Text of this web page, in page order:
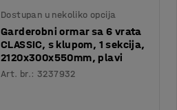
Dostupan u nekoliko opcija
Garderobni ormar sa 6 vrata
CLASSIC, s klupom, 1 sekcija,
2120x300x550mm, plavi
Art. br.:3237932